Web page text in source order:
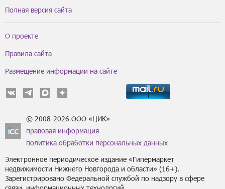
Полная версия сайта
О проекте
Правила сайта
Размещение информации на сайте
© 2008-2026 ООО «ЦИК»
правовая информация
политика обработки персональных данных
Электронное периодическое издание «Гипермаркет
недвижимости Нижнего Новгорода и области» (16+).
Зарегистрировано Федеральной службой по надзору в сфере